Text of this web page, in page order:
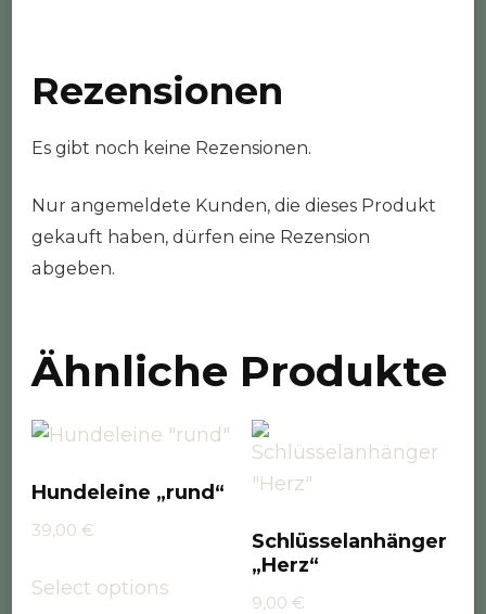
Rezensionen
Es gibt noch keine Rezensionen.
Nur angemeldete Kunden, die dieses Produkt
gekauft haben, dürfen eine Rezension
abgeben.
Ähnliche Produkte
Hundeleine „rund“
39,00 €
Select options
Schlüsselanhänger
„Herz“
9,00 €